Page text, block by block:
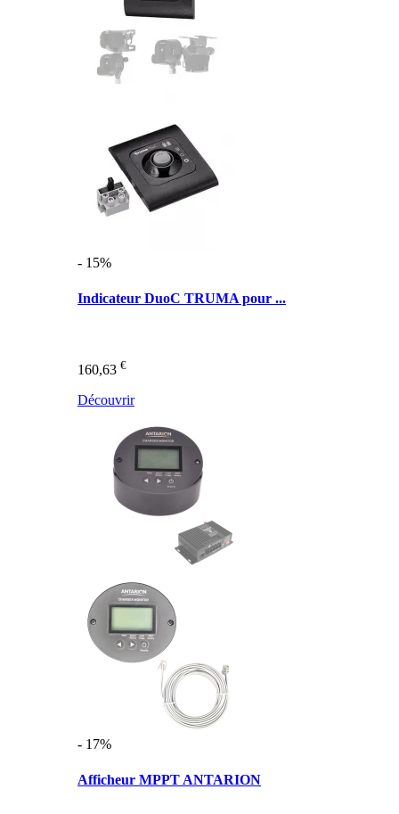
- 15%
Indicateur DuoC TRUMA pour ...
160,63 €
Découvrir
- 17%
Afficheur MPPT ANTARION